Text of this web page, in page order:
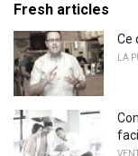
Fresh articles
Ce
LA